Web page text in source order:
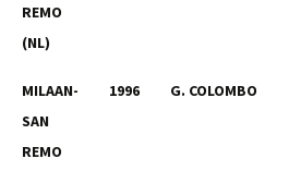
REMO
(NL)
MILAAN-
SAN
REMO
1996 G. COLOMBO